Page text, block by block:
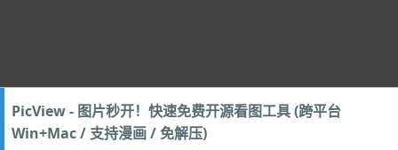
PicView - 图片秒开！快速免费开源看图工具 (跨平台
Win+Mac / 支持漫画 / 免解压)